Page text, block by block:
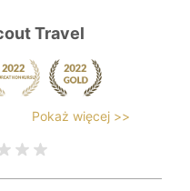
Travel
Pokaż więcej >>